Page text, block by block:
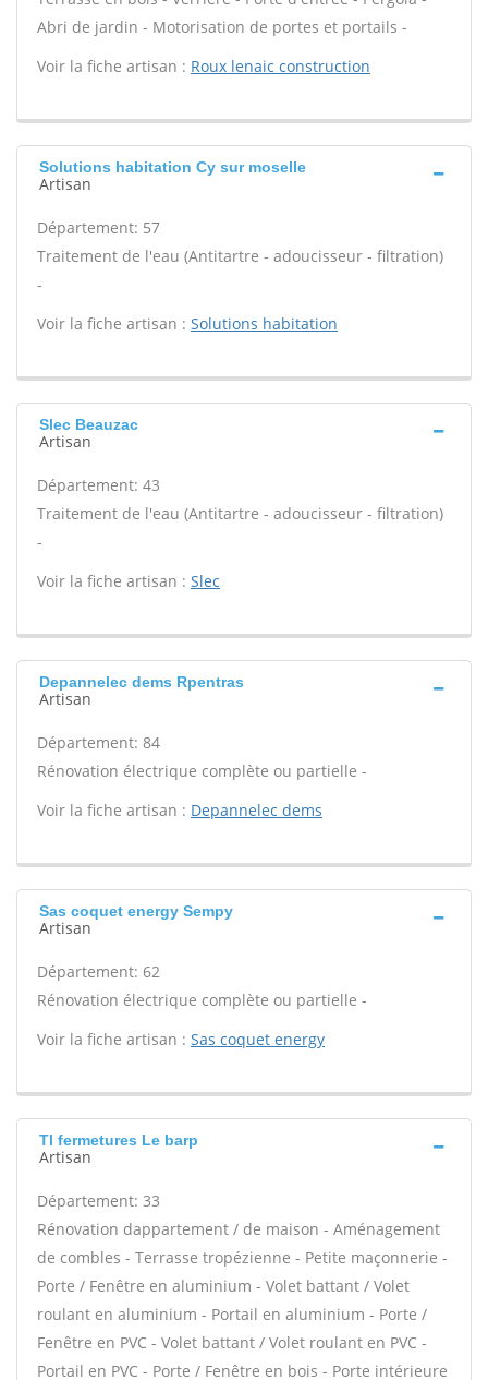
Abri de jardin - Motorisation de portes et portails -
Voir la fiche artisan : Roux lenaic construction
Solutions habitation Cy sur moselle
Artisan
Département: 57
Traitement de l'eau (Antitartre - adoucisseur - filtration)
-
Voir la fiche artisan : Solutions habitation
Slec Beauzac
Artisan
Département: 43
Traitement de l'eau (Antitartre - adoucisseur - filtration)
-
Voir la fiche artisan : Slec
Depannelec dems Rpentras
Artisan
Département: 84
Rénovation électrique complète ou partielle -
Voir la fiche artisan : Depannelec dems
Sas coquet energy Sempy
Artisan
Département: 62
Rénovation électrique complète ou partielle -
Voir la fiche artisan : Sas coquet energy
Tl fermetures Le barp
Artisan
Département: 33
Rénovation dappartement / de maison - Aménagement
de combles - Terrasse tropézienne - Petite maçonnerie -
Porte / Fenêtre en aluminium - Volet battant / Volet
roulant en aluminium - Portail en aluminium - Porte /
Fenêtre en PVC - Volet battant / Volet roulant en PVC -
Portail en PVC - Porte / Fenêtre en bois - Porte intérieure